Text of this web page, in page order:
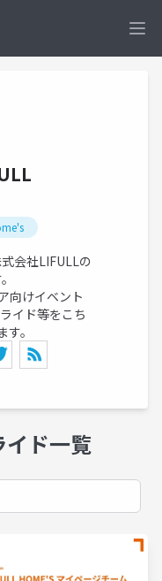
会社LIFULLの
向けイベント
イド等をこち
。
イド一覧